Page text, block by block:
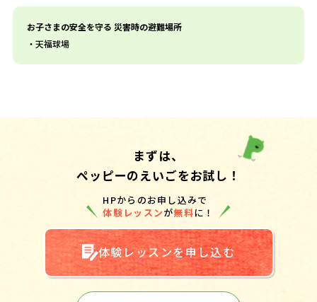
お子さまの安全を守る 災害時の避難場所
天福球場
まずは、
ペッピーのえいごをお試し！
HPからのお申し込みで
体験レッスンが無料に！
体験レッスンを申し込む